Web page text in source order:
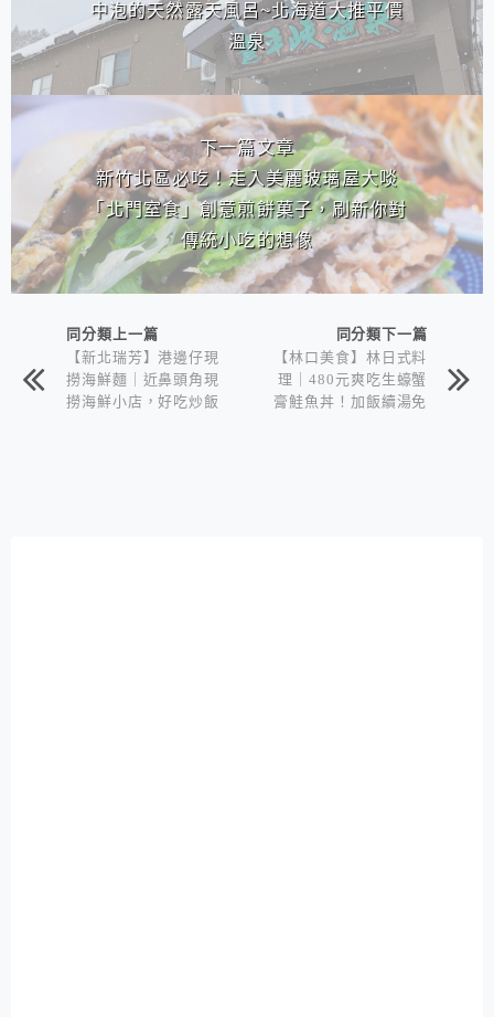
中泡的天然露天風呂~北海道大推平價
溫泉
下一篇文章
新竹北區必吃！走入美麗玻璃屋大啖
「北門室食」創意煎餅菓子，刷新你對
傳統小吃的想像
同分類上一篇
【新北瑞芳】港邊仔現
撈海鮮麵｜近鼻頭角現
撈海鮮小店，好吃炒飯
同分類下一篇
【林口美食】林日式料
理｜480元爽吃生蠔蟹
膏鮭魚丼！加飯續湯免